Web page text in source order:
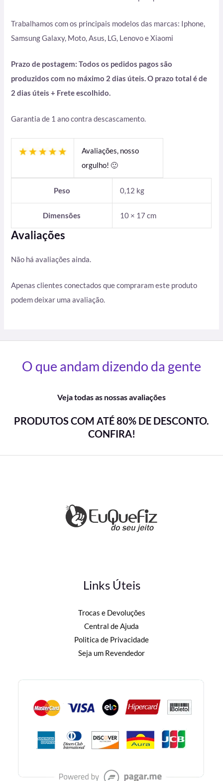
Trabalhamos com os principais modelos das marcas: Iphone,
Samsung Galaxy, Moto, Asus, LG, Lenovo e Xiaomi
Prazo de postagem: Todos os pedidos pagos são
produzidos com no máximo 2 dias úteis. O prazo total é de
2 dias úteis + Frete escolhido.
Garantia de 1 ano contra descascamento.
Avaliações, nosso
orgulho! 🙂
Peso 0,12 kg
Dimensões 10 × 17 cm
Avaliações
Não há avaliações ainda.
Apenas clientes conectados que compraram este produto
podem deixar uma avaliação.
O que andam dizendo da gente
Veja todas as nossas avaliações
PRODUTOS COM ATÉ 80% DE DESCONTO.
CONFIRA!
Links Úteis
Trocas e Devoluções
Central de Ajuda
Politica de Privacidade
Seja um Revendedor